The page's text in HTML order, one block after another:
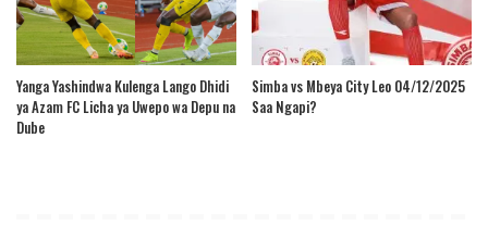
Yanga Yashindwa Kulenga Lango Dhidi
ya Azam FC Licha ya Uwepo wa Depu na
Dube
Simba vs Mbeya City Leo 04/12/2025
Saa Ngapi?